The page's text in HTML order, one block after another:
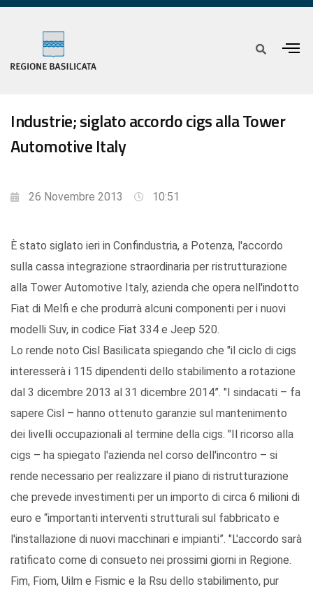
Industrie; siglato accordo cigs alla Tower
Automotive Italy
26 Novembre 2013 10:51
È stato siglato ieri in Confindustria, a Potenza, l'accordo
sulla cassa integrazione straordinaria per ristrutturazione
alla Tower Automotive Italy, azienda che opera nell'indotto
Fiat di Melfi e che produrrà alcuni componenti per i nuovi
modelli Suv, in codice Fiat 334 e Jeep 520.
Lo rende noto Cisl Basilicata spiegando che "il ciclo di cigs
interesserà i 115 dipendenti dello stabilimento a rotazione
dal 3 dicembre 2013 al 31 dicembre 2014”. "I sindacati – fa
sapere Cisl – hanno ottenuto garanzie sul mantenimento
dei livelli occupazionali al termine della cigs. "Il ricorso alla
cigs – ha spiegato l'azienda nel corso dell'incontro – si
rende necessario per realizzare il piano di ristrutturazione
che prevede investimenti per un importo di circa 6 milioni di
euro e “importanti interventi strutturali sul fabbricato e
l'installazione di nuovi macchinari e impianti”. "L'accordo sarà
ratificato come di consueto nei prossimi giorni in Regione.
Fim, Fiom, Uilm e Fismic e la Rsu dello stabilimento, pur